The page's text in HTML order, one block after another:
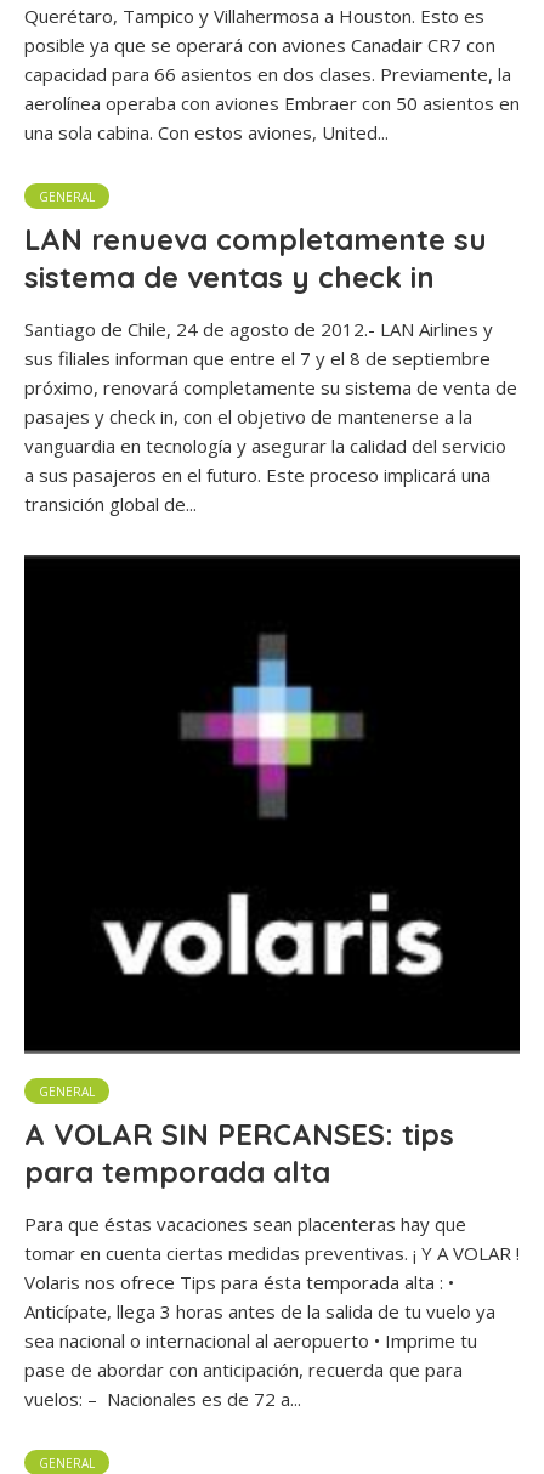
Querétaro, Tampico y Villahermosa a Houston. Esto es
posible ya que se operará con aviones Canadair CR7 con
capacidad para 66 asientos en dos clases. Previamente, la
aerolínea operaba con aviones Embraer con 50 asientos en
una sola cabina. Con estos aviones, United...
GENERAL
LAN renueva completamente su
sistema de ventas y check in
Santiago de Chile, 24 de agosto de 2012.- LAN Airlines y
sus filiales informan que entre el 7 y el 8 de septiembre
próximo, renovará completamente su sistema de venta de
pasajes y check in, con el objetivo de mantenerse a la
vanguardia en tecnología y asegurar la calidad del servicio
a sus pasajeros en el futuro. Este proceso implicará una
transición global de...
GENERAL
A VOLAR SIN PERCANSES: tips
para temporada alta
Para que éstas vacaciones sean placenteras hay que
tomar en cuenta ciertas medidas preventivas. ¡ Y A VOLAR !
Volaris nos ofrece Tips para ésta temporada alta : •
Anticípate, llega 3 horas antes de la salida de tu vuelo ya
sea nacional o internacional al aeropuerto • Imprime tu
pase de abordar con anticipación, recuerda que para
vuelos: – Nacionales es de 72 a...
GENERAL